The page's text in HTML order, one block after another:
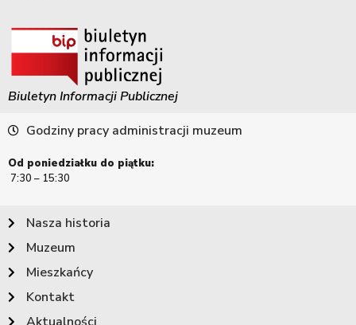
Biuletyn Informacji Publicznej
Godziny pracy administracji muzeum
Od poniedziałku do piątku:
7:30 – 15:30
Nasza historia
Muzeum
Mieszkańcy
Kontakt